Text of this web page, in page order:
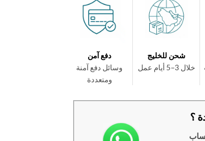
شحن للخليج
خلال 3–5 أيام عمل
دفع آمن
وسائل دفع آمنة
ومتعددة
؟